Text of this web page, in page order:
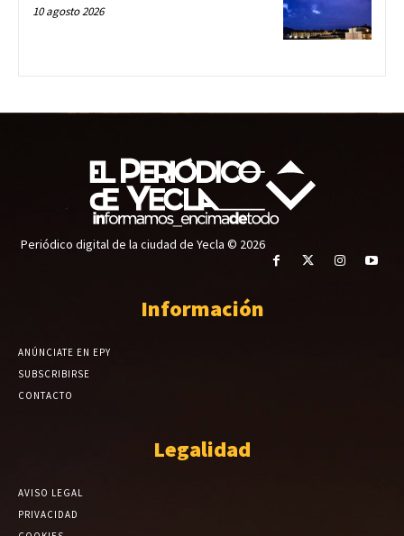
10 agosto 2026
Periódico digital de la ciudad de Yecla © 2026
Información
ANÚNCIATE EN EPY
SUBSCRIBIRSE
CONTACTO
Legalidad
AVISO LEGAL
PRIVACIDAD